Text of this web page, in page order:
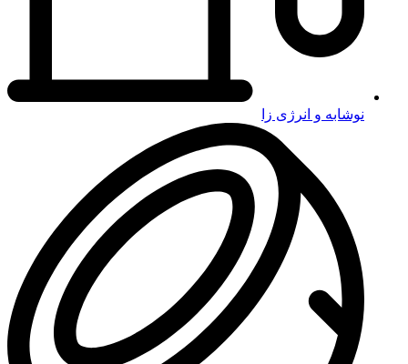
نوشابه و انرژی زا